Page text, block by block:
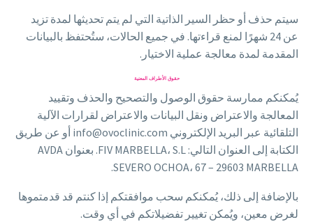
سيتم حذف أو حظر السير الذاتية التي لم يتم تحديثها لمدة تزيد
عن 24 شهرًا لمنع قراءتها. في جميع الحالات، ستُحتفظ بالبيانات
المقدمة لمدة معالجة عملية الاختيار.
حقوق الأطراف المعنية
يُمكنكم ممارسة حقوق الوصول والتصحيح والحذف وتقييد
المعالجة والاعتراض ونقل البيانات والاعتراض لقرارات الآلية
التلقائية عبر البريد الإلكتروني info@ovoclinic.com أو عن طريق
الكتابة إلى العنوان التالي: FIV MARBELLA، S.L. بعنوان AVDA
SEVERO OCHOA، 67 – 29603 MARBELLA.
بالإضافة إلى ذلك، يُمكنكم سحب موافقتكم إذا كنتم قد قدمتموها
لغرض معين، ويُمكن تغيير تفضيلاتكم في أي وقت.